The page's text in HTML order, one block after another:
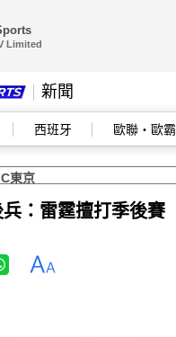
Limited
新聞
西班牙 歐聯‧歐霸
：雷霆擅打季後賽